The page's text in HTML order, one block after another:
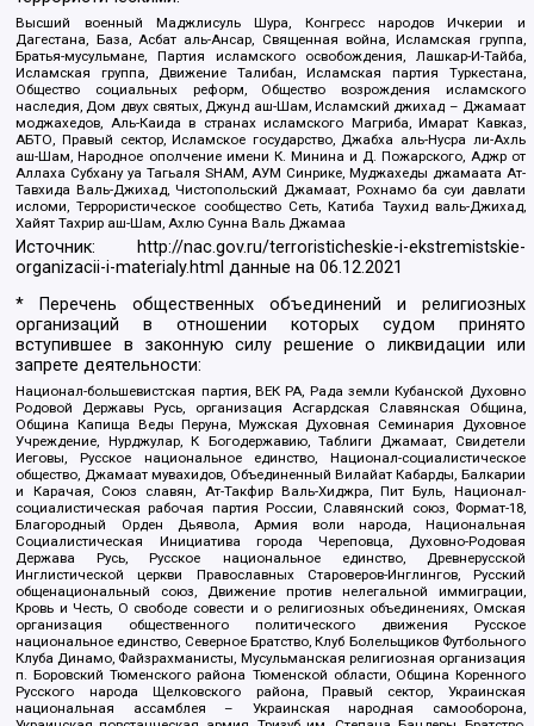
Высший военный Маджлисуль Шура, Конгресс народов Ичкерии и
Дагестана, База, Асбат аль-Ансар, Священная война, Исламская группа,
Братья-мусульмане, Партия исламского освобождения, Лашкар-И-Тайба,
Исламская группа, Движение Талибан, Исламская партия Туркестана,
Общество социальных реформ, Общество возрождения исламского
наследия, Дом двух святых, Джунд аш-Шам, Исламский джихад – Джамаат
моджахедов, Аль-Каида в странах исламского Магриба, Имарат Кавказ,
АБТО, Правый сектор, Исламское государство, Джабха аль-Нусра ли-Ахль
аш-Шам, Народное ополчение имени К. Минина и Д. Пожарского, Аджр от
Аллаха Субхану уа Тагьаля SHAM, АУМ Синрике, Муджахеды джамаата Ат-
Тавхида Валь-Джихад, Чистопольский Джамаат, Рохнамо ба суи давлати
исломи, Террористическое сообщество Сеть, Катиба Таухид валь-Джихад,
Хайят Тахрир аш-Шам, Ахлю Сунна Валь Джамаа
Источник:
http://nac.gov.ru/terroristicheskie-i-ekstremistskie-
organizacii-i-materialy.html данные на06.12.2021
* Перечень общественных объединений и религиозных
организаций в отношении которых судом принято
вступившее в законную силу решение о ликвидации или
запрете деятельности:
Национал-большевистская партия, ВЕК РА, Рада земли Кубанской Духовно
Родовой Державы Русь, организация Асгардская Славянская Община,
Община Капища Веды Перуна, Мужская Духовная Семинария Духовное
Учреждение, Нурджулар, К Богодержавию, Таблиги Джамаат, Свидетели
Иеговы, Русское национальное единство, Национал-социалистическое
общество, Джамаат мувахидов, Объединенный Вилайат Кабарды, Балкарии
и Карачая, Союз славян, Ат-Такфир Валь-Хиджра, Пит Буль, Национал-
социалистическая рабочая партия России, Славянский союз, Формат-18,
Благородный Орден Дьявола, Армия воли народа, Национальная
Социалистическая Инициатива города Череповца, Духовно-Родовая
Держава Русь, Русское национальное единство, Древнерусской
Инглистической церкви Православных Староверов-Инглингов, Русский
общенациональный союз, Движение против нелегальной иммиграции,
Кровь и Честь, О свободе совести и о религиозных объединениях, Омская
организация общественного политического движения Русское
национальное единство, Северное Братство, Клуб Болельщиков Футбольного
Клуба Динамо, Файзрахманисты, Мусульманская религиозная организация
п. Боровский Тюменского района Тюменской области, Община Коренного
Русского народа Щелковского района, Правый сектор, Украинская
национальная ассамблея – Украинская народная самооборона,